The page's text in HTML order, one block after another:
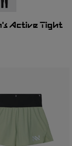
002 001
Active Tight